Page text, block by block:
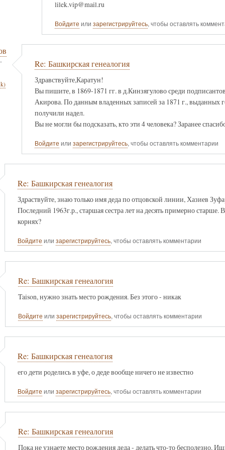
lilek.vip@mail.ru
Войдите или зарегистрируйтесь, чтобы оставлять
Re: Башкирская генеалогия
Здравствуйте,Каратун!
Вы пишите, в 1869-1871 гг. в д.Кинзягулово среди
Акирова. По данным владенных записей за 1871 г., выданных
получили надел.
Вы не могли бы подсказать, кто эти 4 человека? Заранее
Войдите или зарегистрируйтесь, чтобы оставлять комментарии
Re: Башкирская генеалогия
Здраствуйте, знаю только имя деда по отцовской линии, Хазиев
Последний 1963г.р., старшая сестра лет на десять примерно
корнях?
Войдите или зарегистрируйтесь, чтобы оставлять комментарии
Re: Башкирская генеалогия
Taison, нужно знать место рождения. Без этого - никак
Войдите или зарегистрируйтесь, чтобы оставлять комментарии
Re: Башкирская генеалогия
его дети роделись в уфе, о деде вообще ничего не известно
Войдите или зарегистрируйтесь, чтобы оставлять комментарии
Re: Башкирская генеалогия
Пока не узнаете место рождения деда - делать что-то бесполезно.